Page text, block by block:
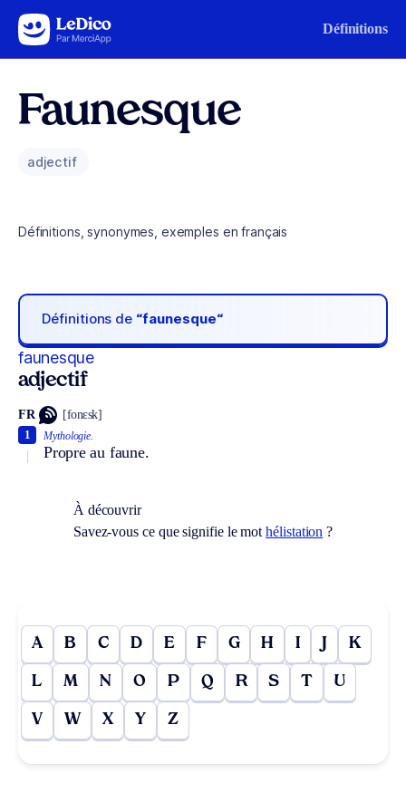
Aller au contenu Définitions
Faunesque
adjectif
Définitions, synonymes, exemples en français
Définitions de “faunesque“
faunesque
adjectif
FR [fonɛsk]
Mythologie.
Propre au faune.
1
À découvrir
Savez-vous ce que signifie le mothélistation ?
A B C D E F G H I J K
L M N O P Q R S T U
V W X Y Z